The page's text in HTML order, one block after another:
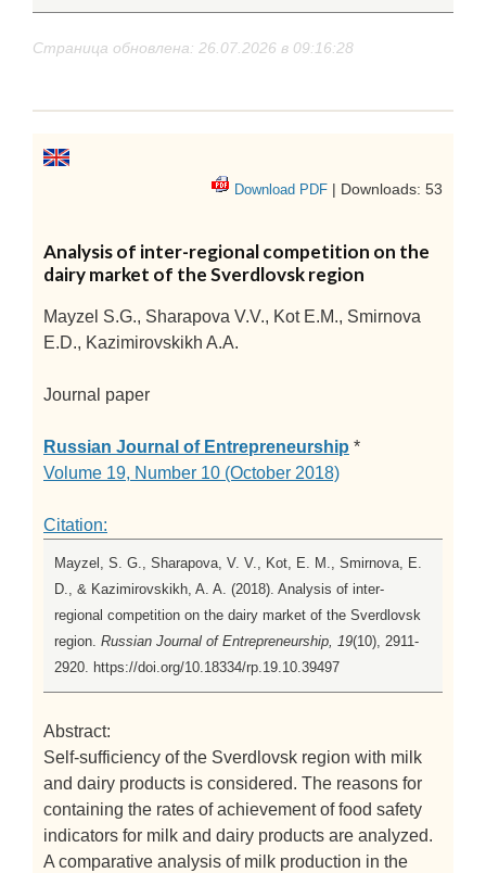
Страница обновлена: 26.07.2026 в 09:16:28
Download PDF | Downloads: 53
Analysis of inter-regional competition on the
dairy market of the Sverdlovsk region
Mayzel S.G., Sharapova V.V., Kot E.M., Smirnova
E.D., Kazimirovskikh A.A.
Journal paper
Russian Journal of Entrepreneurship *
Volume 19, Number 10 (October 2018)
Citation:
Mayzel, S. G., Sharapova, V. V., Kot, E. M., Smirnova, E.
D., & Kazimirovskikh, A. A. (2018). Analysis of inter-
regional competition on the dairy market of the Sverdlovsk
region. Russian Journal of Entrepreneurship, 19(10), 2911-
2920. https://doi.org/10.18334/rp.19.10.39497
Abstract:
Self-sufficiency of the Sverdlovsk region with milk
and dairy products is considered. The reasons for
containing the rates of achievement of food safety
indicators for milk and dairy products are analyzed.
A comparative analysis of milk production in the